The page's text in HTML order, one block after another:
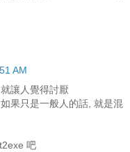
AM
讓人覺得討厭
果只是一般人的話, 就是混
吧